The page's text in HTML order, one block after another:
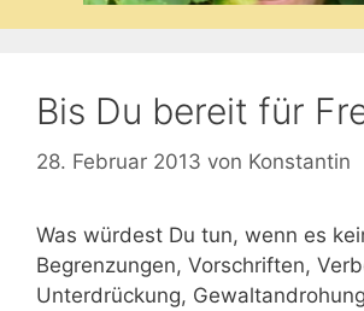
Bis Du bereit für
28. Februar 2013 von Konstantin
Was würdest Du tun, wenn es
Begrenzungen, Vorschriften,
Unterdrückung,